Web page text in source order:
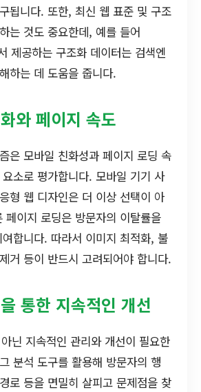
됩니다. 또한, 최신 웹 표준 및 구조
는 것도 중요한데, 예를 들어
제공하는 구조화 데이터는 검색엔
하는 데 도움을 줍니다.
와 페이지 속도
은 모바일 친화성과 페이지 로딩 속
소로 평가합니다. 모바일 기기 사
형 웹 디자인은 더 이상 선택이 아
페이지 로딩은 방문자의 이탈률을
합니다. 따라서 이미지 최적화, 불
거 등이 반드시 고려되어야 합니다.
통한 지속적인 개선
닌 지속적인 관리와 개선이 필요한
분석 도구를 활용해 방문자의 행
로 등을 면밀히 살피고 문제점을 찾